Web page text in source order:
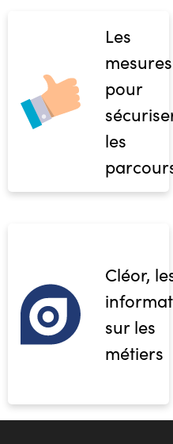
Les
mesures
pour
les
Cléor,
sur les
métiers